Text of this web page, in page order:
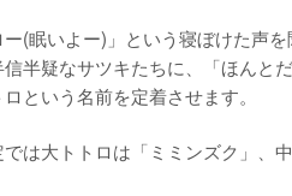
(眠いよー)」という寝ぼけた声を
信半疑なサツキたちに、「ほんと
という名前を定着させます。
は大トトロは「ミミンズク」、